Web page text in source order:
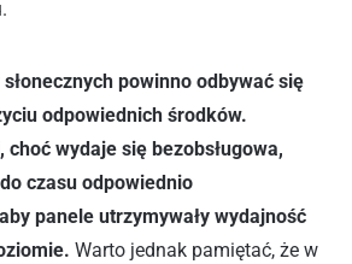
powinno odbywać się
odpowiednich środków.
wydaje się bezobsługowa,
czasu odpowiednio
panele utrzymywały wydajność
Warto jednak pamiętać, że w